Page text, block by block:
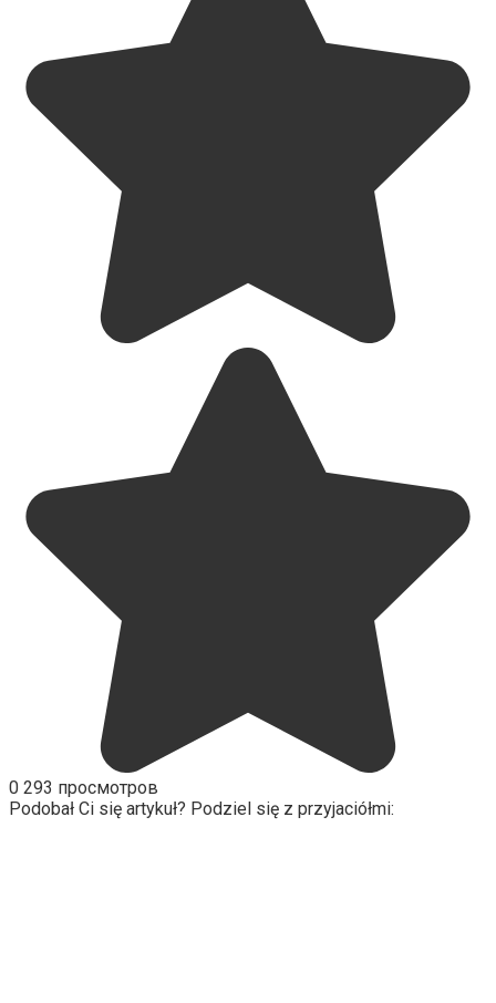
0 293 просмотров
Podobał Ci się artykuł? Podziel się z przyjaciółmi: